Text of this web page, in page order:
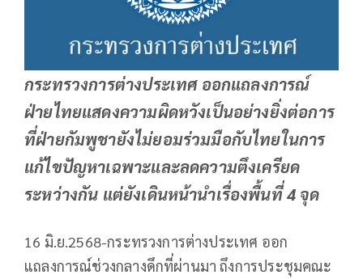
กระทรวงการต่างประเทศ ออกแถลงการณ์
ฝ่ายไทยแสดงความผิดหวังเป็นอย่างยิ่งต่อการ
ที่ฝ่ายกัมพูชายังไม่ยอมร่วมมือกับไทยในการ
แก้ไขปัญหาเฉพาะและลดความตึงเครียด
ระหว่างกัน แต่ยังเดินหน้านำเรื่องพื้นที่ 4 จุด
16 มิ.ย.2568-กระทรวงการต่างประเทศ ออก
แถลงการณ์ช่วงกลางดึกที่ผ่านมา ถึงการประชุมคณะ